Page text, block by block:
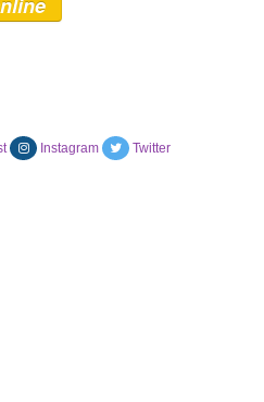
Instagram Twitter